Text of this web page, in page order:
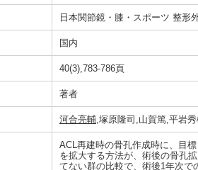
日本関節鏡・膝・スポーツ 整形
国内
40(3),783-786頁
著者
河合亮輔,塚原隆司,山賀篤,平岩
ACL再建時の骨孔作成時に、目
を拡大する方法が、術後の骨孔
てない群の比較で、術後1年次で